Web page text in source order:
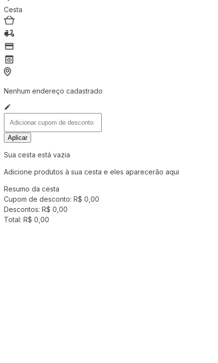
Cesta
Nenhum endereço cadastrado
Aplicar
Sua cesta está vazia
Adicione produtos à sua cesta e eles aparecerão aqui
Resumo da cesta
Cupom de desconto: R$ 0,00
Descontos: R$ 0,00
Total: R$ 0,00